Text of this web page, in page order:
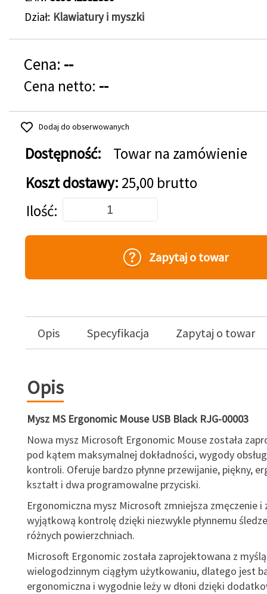
Dział Klawiatury i myszki
Cena: --
Cena netto: --
Dodaj do obserwowanych
Dostępność:
Towar na zamówienie
Koszt dostawy: 25,00 brutto
Dodaj do koszyka
Ilość
Zapytaj o towar
Opis Specyfikacja Zapytaj o towar
Opis
Mysz MS Ergonomic Mouse USB Black RJG-00003
Nowa mysz Microsoft Ergonomic Mouse została
pod kątem maksymalnej dokładności, wygody
kontroli. Oferuje bardzo płynne przewijanie, piękny,
kształt i dwa programowalne przyciski.
Ergonomiczna mysz Microsoft zmniejsza zmęczenie i
wyjątkową kontrolę dzięki niezwykle płynnemu
różnych powierzchniach.
Microsoft Ergonomic została zaprojektowana z
wielogodzinnym ciągłym użytkowaniu, dlatego jest
ergonomiczna i wygodnie leży w dłoni dzięki